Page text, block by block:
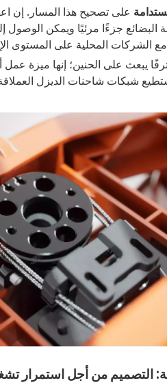
على تصحيح هذا المسار. إن
البضائع جزءًا مرئيًا ويمكن
الشركات المحلية على المستوى
يبعث على الحنين؛ إنها ميزة
شبكات شاحنات الديزل
التصميم من أجل استمرار